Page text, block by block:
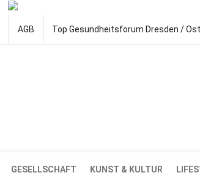
AGB Top Gesundheitsforum Dresden /
GESELLSCHAFT KUNST & KULTUR